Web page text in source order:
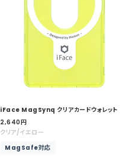
iFace MagSynq クリアカードウォレット
セ
ー
価
2,640円
クリア/イエロー
MagSafe対応